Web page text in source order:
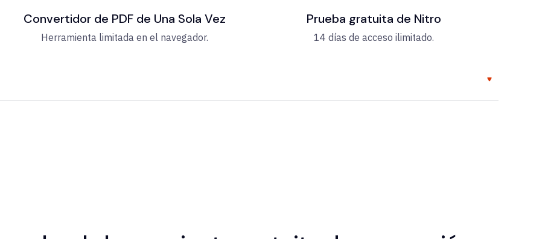
Convertidor de PDF de Una Sola Vez
Herramienta limitada en el navegador.
Prueba gratuita de Nitro
14 días de acceso ilimitado.